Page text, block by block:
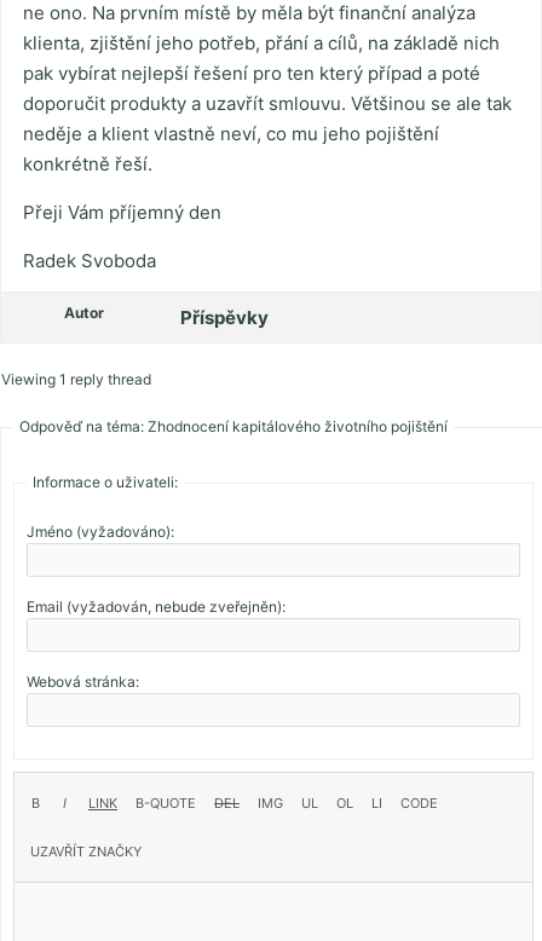
ne ono. Na prvním místě by měla být finanční analýza
klienta, zjištění jeho potřeb, přání a cílů, na základě nich
pak vybírat nejlepší řešení pro ten který případ a poté
doporučit produkty a uzavřít smlouvu. Většinou se ale tak
neděje a klient vlastně neví, co mu jeho pojištění
konkrétně řeší.
Přeji Vám příjemný den
Radek Svoboda
Autor Příspěvky
Viewing 1 reply thread
Odpověď na téma: Zhodnocení kapitálového životního pojištění
Informace o uživateli:
Jméno (vyžadováno):
Email (vyžadován, nebude zveřejněn):
Webová stránka: